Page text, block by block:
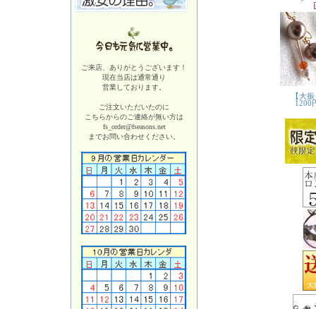
ご来店、ありがとうございます！
現在当店は通常通り
営業しております。
ご注文いただいたのに
こちらからのご連絡が無い方は
fs_order@fseasons.net
までお問い合わせください。